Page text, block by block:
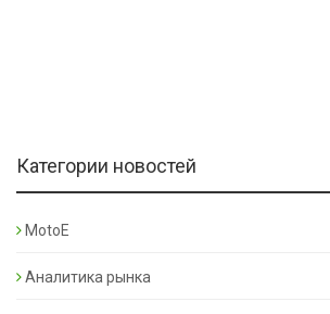
Категории новостей
MotoE
Аналитика рынка